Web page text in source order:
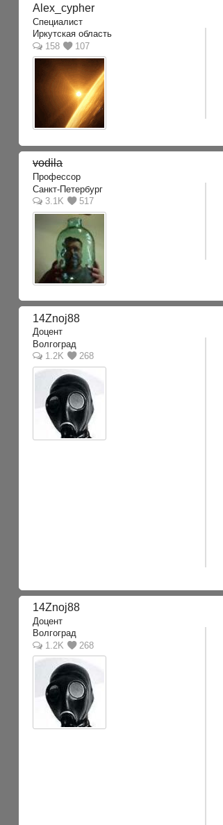
Alex_cypher
Специалист
Иркутская область
158
107
vodila
Профессор
Санкт-Петербург
3.1K
517
14Znoj88
Доцент
Волгоград
1.2K
268
14Znoj88
Доцент
Волгоград
1.2K
268